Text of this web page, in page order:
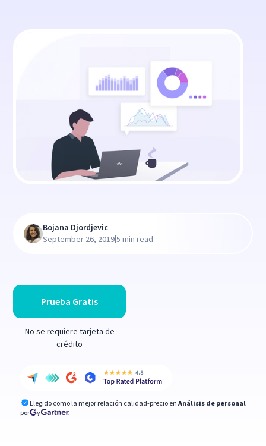
Prueba Gratis
No se requiere tarjeta de
crédito
Elegido como la mejor relación calidad-precio en Análisis de personal
por
y
Bojana Djordjevic
September 26, 2019|5 min read